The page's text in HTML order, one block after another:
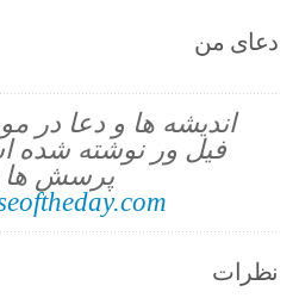
دعای من
اندیشه ها و دعا در
فیل ور نوشته شده
پرسش ها
نظرات